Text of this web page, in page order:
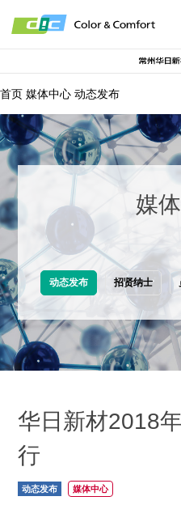
首页 媒体中心 动态发布
媒
动态发布 招贤纳士
华日新材2018
行
动态发布 媒体中心